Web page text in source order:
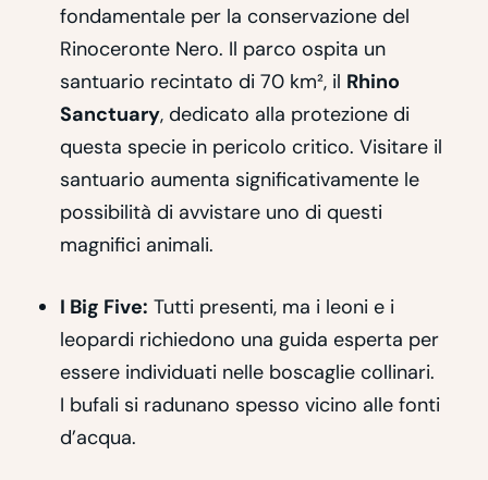
fondamentale per la conservazione del
Rinoceronte Nero. Il parco ospita un
santuario recintato di 70 km², il Rhino
Sanctuary, dedicato alla protezione di
questa specie in pericolo critico. Visitare il
santuario aumenta significativamente le
possibilità di avvistare uno di questi
magnifici animali.
I Big Five: Tutti presenti, ma i leoni e i
leopardi richiedono una guida esperta per
essere individuati nelle boscaglie collinari.
I bufali si radunano spesso vicino alle fonti
d’acqua.